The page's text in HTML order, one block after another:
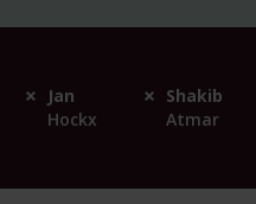
Jan
Hockx
Shakib
Atmar